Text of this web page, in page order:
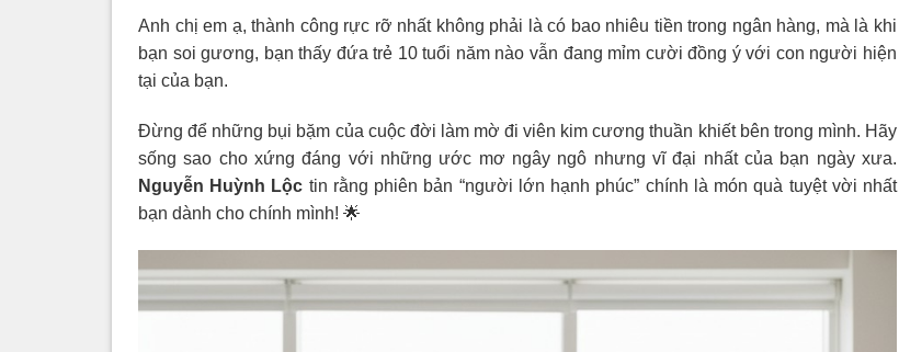
Anh chị em ạ, thành công rực rỡ nhất không phải là có bao nhiêu tiền trong ngân hàng, mà là khi
bạn soi gương, bạn thấy đứa trẻ 10 tuổi năm nào vẫn đang mỉm cười đồng ý với con người hiện
tại của bạn.
Đừng để những bụi bặm của cuộc đời làm mờ đi viên kim cương thuần khiết bên trong mình. Hãy
sống sao cho xứng đáng với những ước mơ ngây ngô nhưng vĩ đại nhất của bạn ngày xưa.
Nguyễn Huỳnh Lộc tin rằng phiên bản “người lớn hạnh phúc” chính là món quà tuyệt vời nhất
bạn dành cho chính mình! 🌟